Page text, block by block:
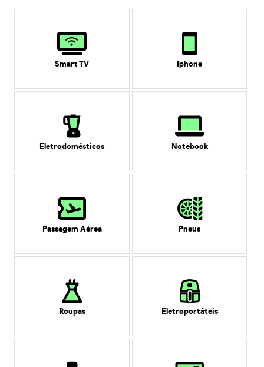
Smart TV Iphone
Eletrodomésticos Notebook
Passagem Aérea Pneus
Roupas Eletroportáteis